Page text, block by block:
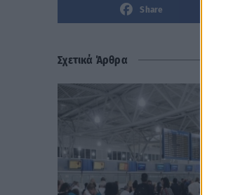
Share
Σχετικά Άρθρα